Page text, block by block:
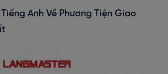
Anh Về Phương Tiện Giao